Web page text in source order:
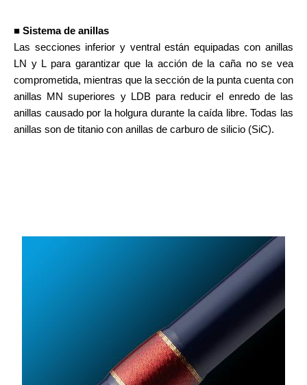
■ Sistema de anillas
Las secciones inferior y ventral están equipadas con anillas
LN y L para garantizar que la acción de la caña no se vea
comprometida, mientras que la sección de la punta cuenta con
anillas MN superiores y LDB para reducir el enredo de las
anillas causado por la holgura durante la caída libre. Todas las
anillas son de titanio con anillas de carburo de silicio (SiC).